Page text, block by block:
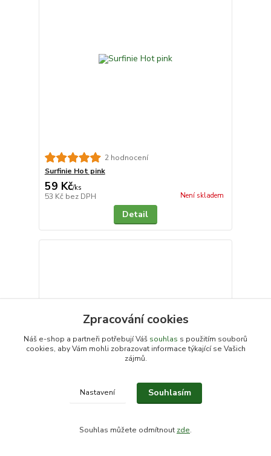
2 hodnocení
Surfinie Hot pink
59 Kč/ks
53 Kč bez DPH Není skladem
Detail
Bidens Golden Empire
Zpracování cookies
Náš e-shop a partneři potřebují Váš souhlas s použitím souborů
cookies, aby Vám mohli zobrazovat informace týkající se Vašich
zájmů.
Nastavení Souhlasím
Souhlas můžete odmítnout zde.